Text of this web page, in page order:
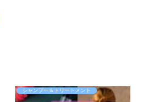
シャンプー＆トリートメント